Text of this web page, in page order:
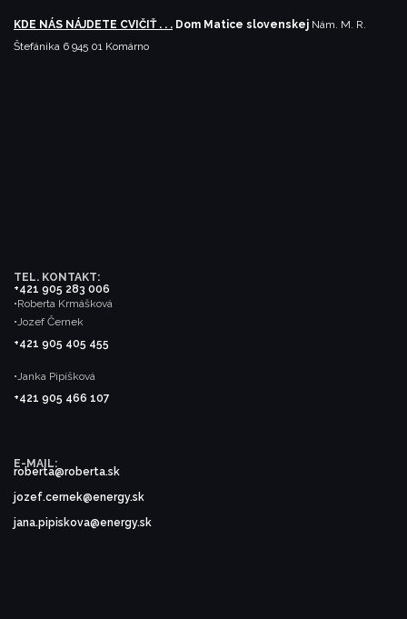
KDE NÁS NÁJDETE CVIČIŤ . . . Dom Matice slovenskej Nám. M. R.
Štefánika 6 945 01 Komárno
TEL. KONTAKT:
•Roberta Krmášková
+421 905 283 006
•Jozef Černek
+421 905 405 455
•Janka Pipíšková
+421 905 466 107
E-MAIL:
roberta@roberta.sk
jozef.cernek@energy.sk
jana.pipiskova@energy.sk